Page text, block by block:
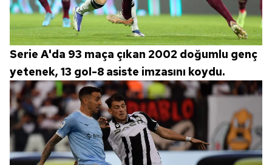
Serie A'da 93 maça çıkan 2002 doğumlu genç
yetenek, 13 gol-8 asiste imzasını koydu.